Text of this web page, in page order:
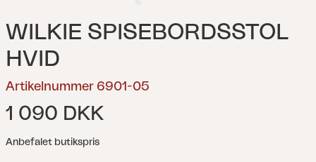
WILKIE SPISEBORDSSTOL
HVID
Artikelnummer 6901-05
1 090 DKK
Anbefalet butikspris